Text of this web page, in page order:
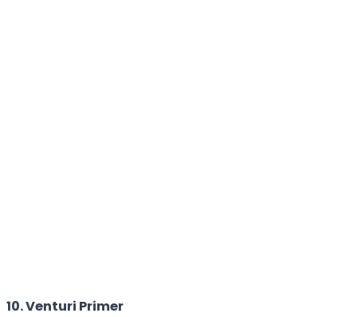
10. Venturi Primer